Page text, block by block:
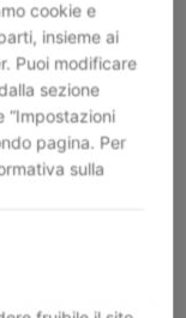
cookie e
insieme ai
Puoi modificare
sezione
“Impostazioni
pagina. Per
sulla